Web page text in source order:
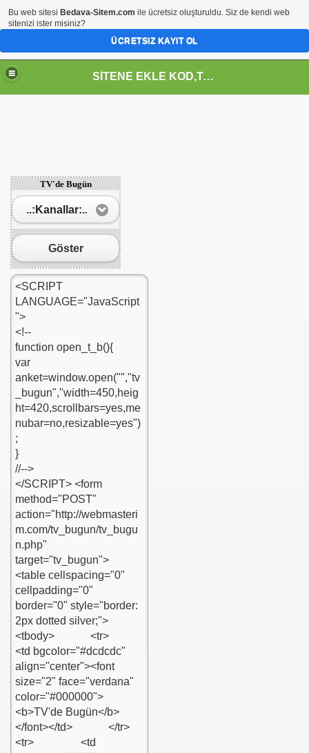
SİTENE EKLE KOD,TASARIM,MENU,ICON,ARAÇ,YAZI
TV'de Bugün
..:Kanallar:..
Göster
Bu web sitesi Bedava-Sitem.com ile ücretsiz oluşturuldu. Siz de kendi web
sitenizi ister misiniz?
ÜCRETSIZ KAYIT OL